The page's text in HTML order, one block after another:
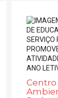
Centro